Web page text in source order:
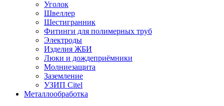
Уголок
Швеллер
Шестигранник
Фитинги для полимерных труб
Электроды
Изделия ЖБИ
Люки и дождеприёмники
Молниезащита
Заземление
УЗИП Citel
Металлообработка